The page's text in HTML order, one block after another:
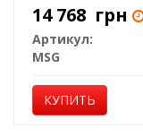
14 768 грн
Артикул:
MSG
КУПИТЬ